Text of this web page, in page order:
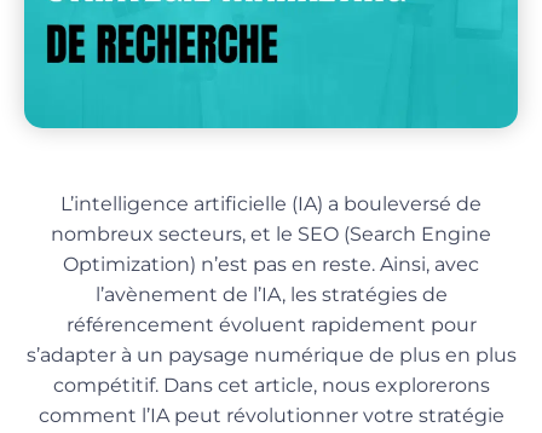
L’intelligence artificielle (IA) a bouleversé de
nombreux secteurs, et le SEO (Search Engine
Optimization) n’est pas en reste. Ainsi, avec
l’avènement de l’IA, les stratégies de
référencement évoluent rapidement pour
s’adapter à un paysage numérique de plus en plus
compétitif. Dans cet article, nous explorerons
comment l’IA peut révolutionner votre stratégie